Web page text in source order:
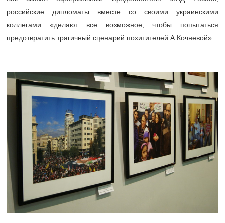
российские дипломаты вместе со своими украинскими
коллегами «делают все возможное, чтобы попытаться
предотвратить трагичный сценарий похитителей А.Кочневой».